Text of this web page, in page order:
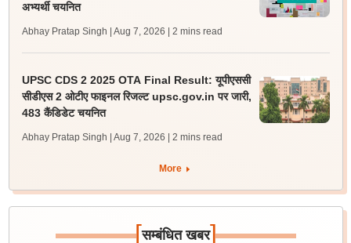
अभ्यर्थी चयनित
Abhay Pratap Singh | Aug 7, 2026 | 2 mins read
UPSC CDS 2 2025 OTA Final Result: यूपीएससी
सीडीएस 2 ओटीए फाइनल रिजल्ट upsc.gov.in पर जारी,
483 कैंडिडेट चयनित
Abhay Pratap Singh | Aug 7, 2026 | 2 mins read
More
[सम्बंधित खबर]